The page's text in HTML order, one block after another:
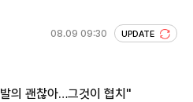
08.09 09:30 UPDATE
의 괜찮아…그것이 협치"